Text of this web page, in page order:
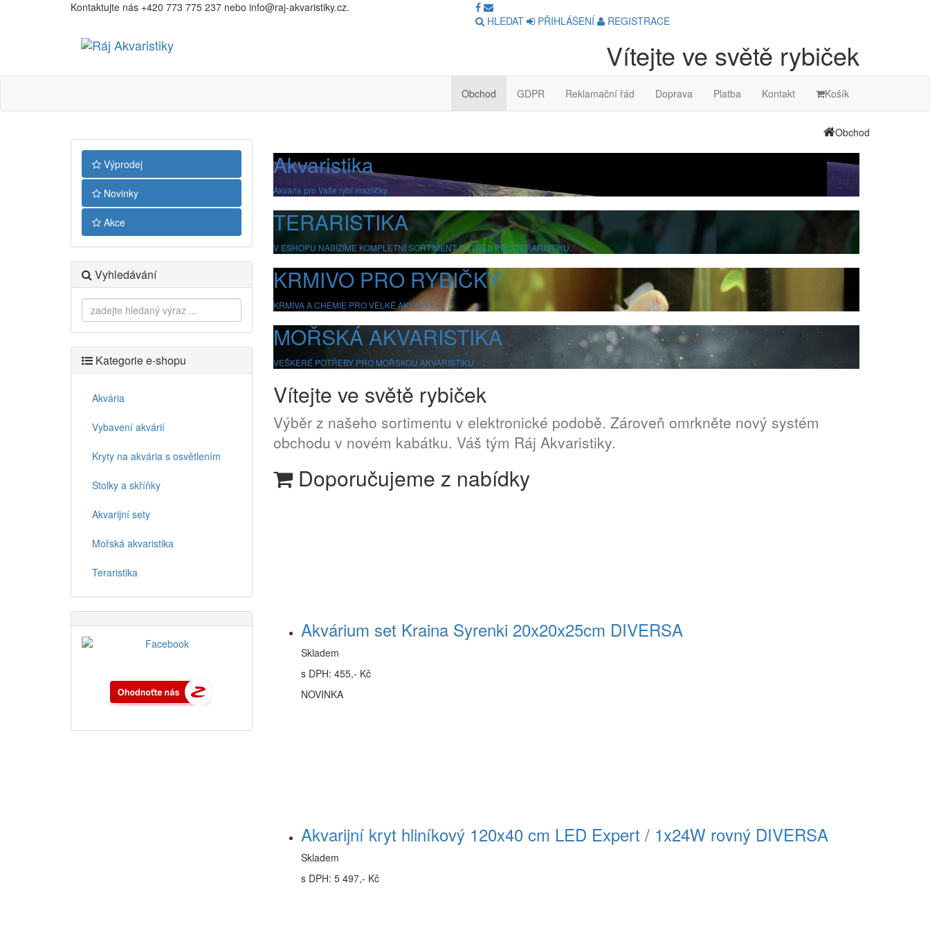
Kontaktujte nás +420 773 775 237 nebo info@raj-akvaristiky.cz.
HLEDAT
PŘIHLÁŠENÍ REGISTRACE
Akvaristiky Vítejte ve světě rybiček
Obchod GDPR Reklamační řád Doprava Platba Kontakt Košík
Obchod
Výprodej
Novinky
Akce
Vyhledávání
Kategorie e-shopu
Akvária
Vybavení akvárií
Kryty na akvária s osvětlením
Stolky a skříňky
Akvarijní sety
Mořská akvaristika
Teraristika
Akvaristika
Akvária pro Vaše rybí mazlíčky
TERARISTIKA
V ESHOPU NABÍZÍME KOMPLETNÍ SORTIMENT POTŘEB PRO TERARISTIKU.
KRMIVO PRO RYBIČKY
KRMIVA A CHEMIE PRO VELKÉ AKVARISTY.
MOŘSKÁ AKVARISTIKA
VEŠKERÉ POTŘEBY PRO MOŘSKOU AKVARISTIKU
Vítejte ve světě rybiček
Výběr z našeho sortimentu v elektronické podobě. Zároveň omrkněte nový systém
obchodu v novém kabátku. Váš tým Ráj Akvaristiky.
Doporučujeme z nabídky
Akvárium set Kraina Syrenki 20x20x25cm DIVERSA
Skladem
s DPH: 455,- Kč
NOVINKA
Akvarijní kryt hliníkový 120x40 cm LED Expert / 1x24W rovný DIVERSA
Skladem
s DPH: 5 497,- Kč